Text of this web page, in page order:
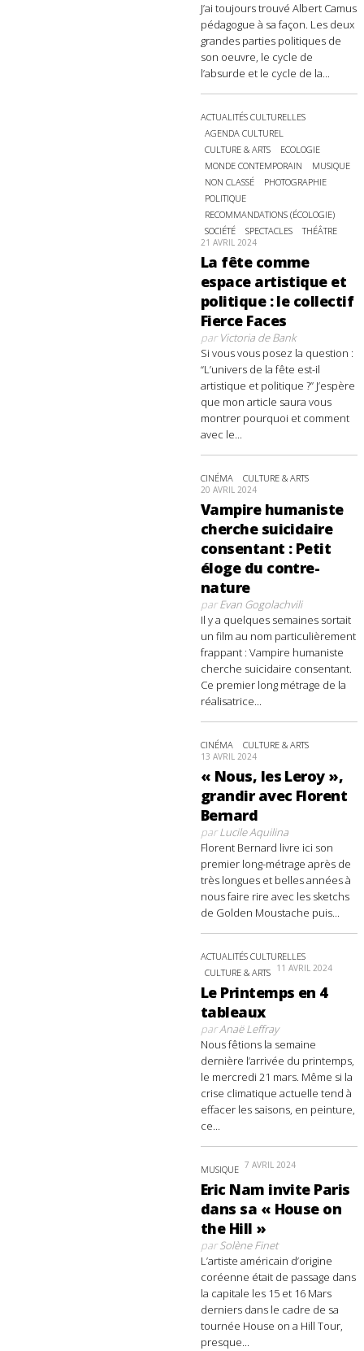
J’ai toujours trouvé Albert Camus
pédagogue à sa façon. Les deux
grandes parties politiques de
son oeuvre, le cycle de
l’absurde et le cycle de la...
ACTUALITÉS CULTURELLES
AGENDA CULTUREL
CULTURE & ARTS
ECOLOGIE
MONDE CONTEMPORAIN
MUSIQUE
NON CLASSÉ
PHOTOGRAPHIE
POLITIQUE
RECOMMANDATIONS (ÉCOLOGIE)
SOCIÉTÉ
SPECTACLES THÉÂTRE
21 AVRIL 2024
La fête comme
espace artistique et
politique : le collectif
Fierce Faces
parVictoria de Bank
Si vous vous posez la question :
“L’univers de la fête est-il
artistique et politique ?” J’espère
que mon article saura vous
montrer pourquoi et comment
avec le...
CINÉMA CULTURE & ARTS
20 AVRIL 2024
Vampire humaniste
cherche suicidaire
consentant : Petit
éloge du contre-
nature
parEvan Gogolachvili
Il y a quelques semaines sortait
un film au nom particulièrement
frappant : Vampire humaniste
cherche suicidaire consentant.
Ce premier long métrage de la
réalisatrice...
CINÉMA CULTURE & ARTS
13 AVRIL 2024
« Nous, les Leroy »,
grandir avec Florent
Bernard
parLucile Aquilina
Florent Bernard livre ici son
premier long-métrage après de
très longues et belles années à
nous faire rire avec les sketchs
de Golden Moustache puis...
ACTUALITÉS CULTURELLES
CULTURE & ARTS 11 AVRIL 2024
Le Printemps en 4
tableaux
parAnaë Leffray
Nous fêtions la semaine
dernière l’arrivée du printemps,
le mercredi 21 mars. Même si la
crise climatique actuelle tend à
effacer les saisons, en peinture,
ce...
MUSIQUE 7 AVRIL 2024
Eric Nam invite Paris
dans sa « House on
the Hill »
parSolène Finet
L’artiste américain d’origine
coréenne était de passage dans
la capitale les 15 et 16 Mars
derniers dans le cadre de sa
tournée House on a Hill Tour,
presque...